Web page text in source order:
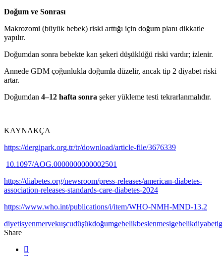
Doğum ve Sonrası
Makrozomi (büyük bebek) riski arttığı için doğum planı dikkatle
yapılır.
Doğumdan sonra bebekte kan şekeri düşüklüğü riski vardır; izlenir.
Annede GDM çoğunlukla doğumla düzelir, ancak tip 2 diyabet riski
artar.
Doğumdan 4–12 hafta sonra şeker yükleme testi tekrarlanmalıdır.
KAYNAKÇA
https://dergipark.org.tr/tr/download/article-file/3676339
10.1097/AOG.0000000000002501
https://diabetes.org/newsroom/press-releases/american-diabetes-
association-releases-standards-care-diabetes-2024
https://www.who.int/publications/i/item/WHO-NMH-MND-13.2
diyetisyenmervekuşcudüşükdoğumgebelikbeslenmesigebelikdiyabeti
Share